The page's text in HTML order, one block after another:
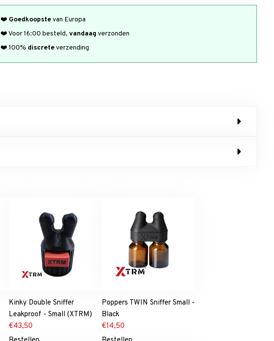
❤️ Goedkoopstevan Europa
❤️ Voor 16:00 besteld,vandaag verzonden
❤️ 100% discreteverzending
Kinky Double Sniffer
Leakproof - Small (XTRM)
€43,50
Poppers TWIN Sniffer Small -
Black
€14,50